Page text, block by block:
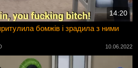
14:20
бомжів і зрадила з ними
10.06.2022